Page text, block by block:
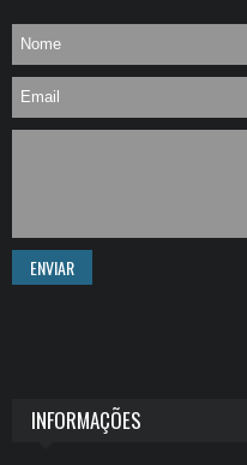
ENVIAR
INFORMAÇÕES